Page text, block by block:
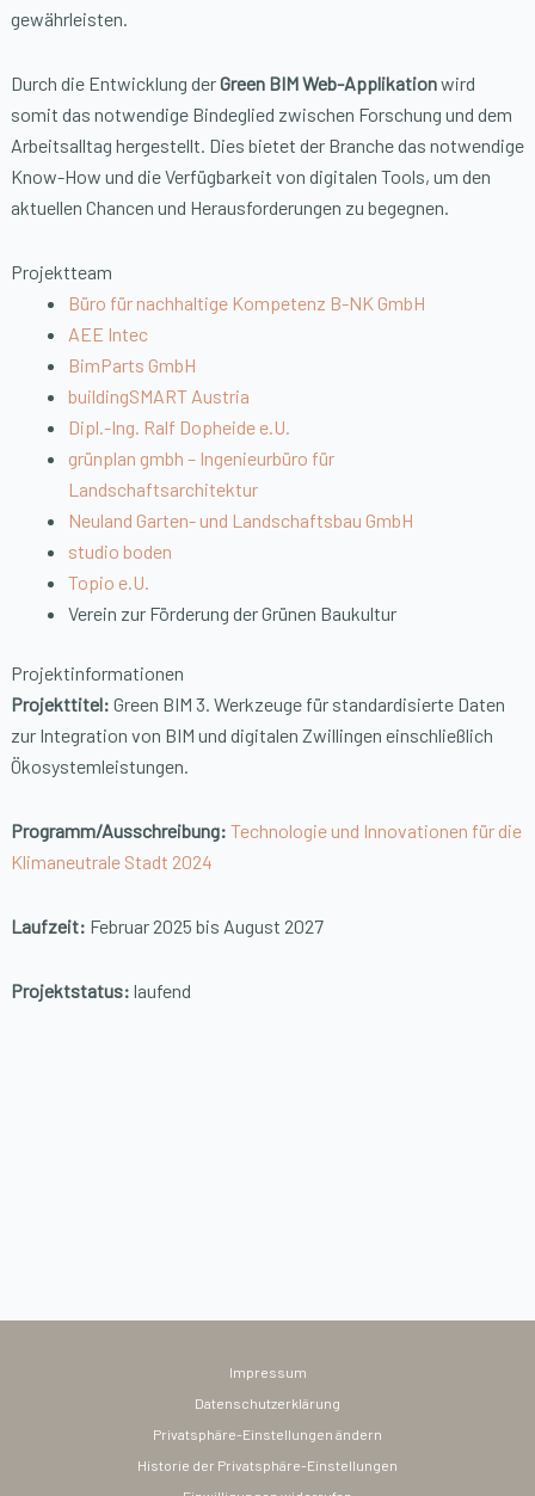
gewährleisten.
Durch die Entwicklung derGreen BIM Web-Applikationwird
somit das notwendige Bindeglied zwischen Forschung und dem
Arbeitsalltag hergestellt. Dies bietet der Branche das notwendige
Know-How und die Verfügbarkeit von digitalen Tools, um den
aktuellen Chancen und Herausforderungen zu begegnen.
Projektteam
Büro für nachhaltige Kompetenz B-NK GmbH
AEE Intec
BimParts GmbH
buildingSMART Austria
Dipl.-Ing. Ralf Dopheide e.U.
grünplan gmbh – Ingenieurbüro für
Landschaftsarchitektur
Neuland Garten- und Landschaftsbau GmbH
studio boden
Topio e.U.
Verein zur Förderung der Grünen Baukultur
Projektinformationen
Projekttitel: Green BIM 3. Werkzeuge für standardisierte Daten
zur Integration von BIM und digitalen Zwillingen einschließlich
Ökosystemleistungen.
Programm/Ausschreibung: Technologie und Innovationen für die
Klimaneutrale Stadt 2024
Laufzeit: Februar 2025 bis August 2027
Projektstatus: laufend
Impressum
Datenschutzerklärung
Privatsphäre-Einstellungen ändern
Historie der Privatsphäre-Einstellungen